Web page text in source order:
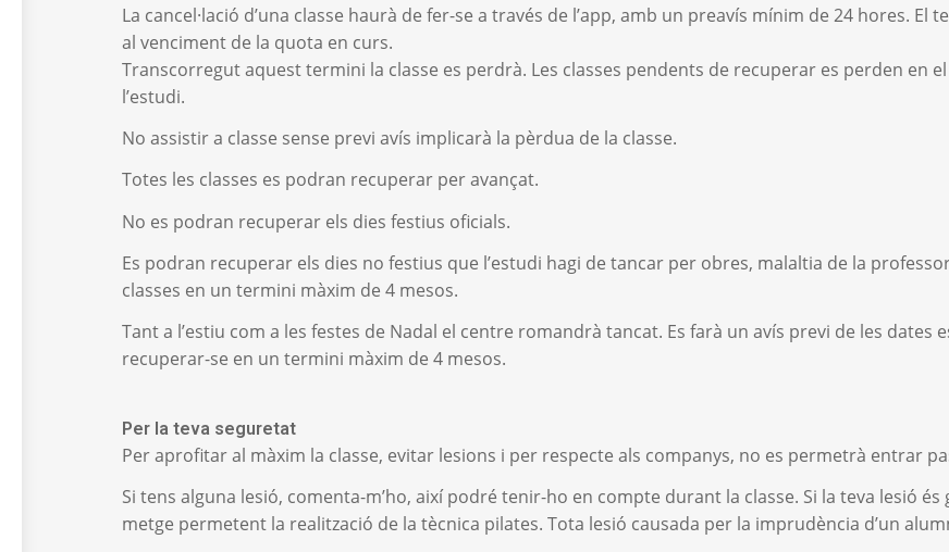
La cancel·lació d’una classe haurà de fer-se a través de l’app, amb un preavís mínim de 24 hores.
al venciment de la quota en curs.
Transcorregut aquest termini la classe es perdrà. Les classes pendents de recuperar es perden en
l’estudi.
No assistir a classe sense previ avís implicarà la pèrdua de la classe.
Totes les classes es podran recuperar per avançat.
No es podran recuperar els dies festius oficials.
Es podran recuperar els dies no festius que l’estudi hagi de tancar per obres, malaltia de la
classes en un termini màxim de 4 mesos.
Tant a l’estiu com a les festes de Nadal el centre romandrà tancat. Es farà un avís previ de les dates
recuperar-se en un termini màxim de 4 mesos.
Per la teva seguretat
Per aprofitar al màxim la classe, evitar lesions i per respecte als companys, no es permetrà entrar
Si tens alguna lesió, comenta-m’ho, així podré tenir-ho en compte durant la classe. Si la teva lesió
metge permetent la realització de la tècnica pilates. Tota lesió causada per la imprudència d’un